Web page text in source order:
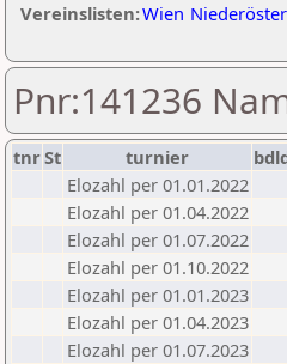
Vereinslisten:Wien
Pnr:141236
tnrSt turnier
Elozahl per 01.01.2022
Elozahl per 01.04.2022
Elozahl per 01.07.2022
Elozahl per 01.10.2022
Elozahl per 01.01.2023
Elozahl per 01.04.2023
Elozahl per 01.07.2023